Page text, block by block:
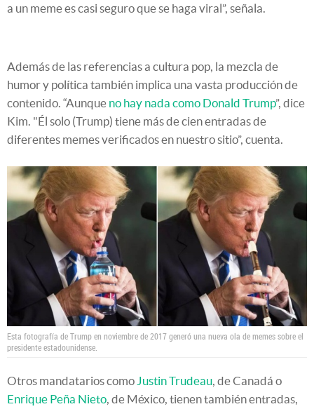
a un meme es casi seguro que se haga viral”, señala.
Además de las referencias a cultura pop, la mezcla de
humor y política también implica una vasta producción de
contenido. “Aunque no hay nada como Donald Trump”, dice
Kim. "Él solo (Trump) tiene más de cien entradas de
diferentes memes verificados en nuestro sitio”, cuenta.
Esta fotografía de Trump en noviembre de 2017 generó una nueva ola de memes sobre el
presidente estadounidense.
Otros mandatarios como Justin Trudeau , de Canadá o
Enrique Peña Nieto , de México, tienen también entradas,